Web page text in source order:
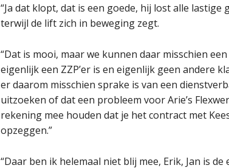
“Ja dat klopt, dat is een goede, hij lost alle lastige
terwijl de lift zich in beweging zegt.
“Dat is mooi, maar we kunnen daar misschien
eigenlijk een ZZP’er is en eigenlijk geen andere
er daarom misschien sprake is van een
uitzoeken of dat een probleem voor Arie’s
rekening mee houden dat je het contract met
opzeggen.”
“Daar ben ik helemaal niet blij mee, Erik, Jan is